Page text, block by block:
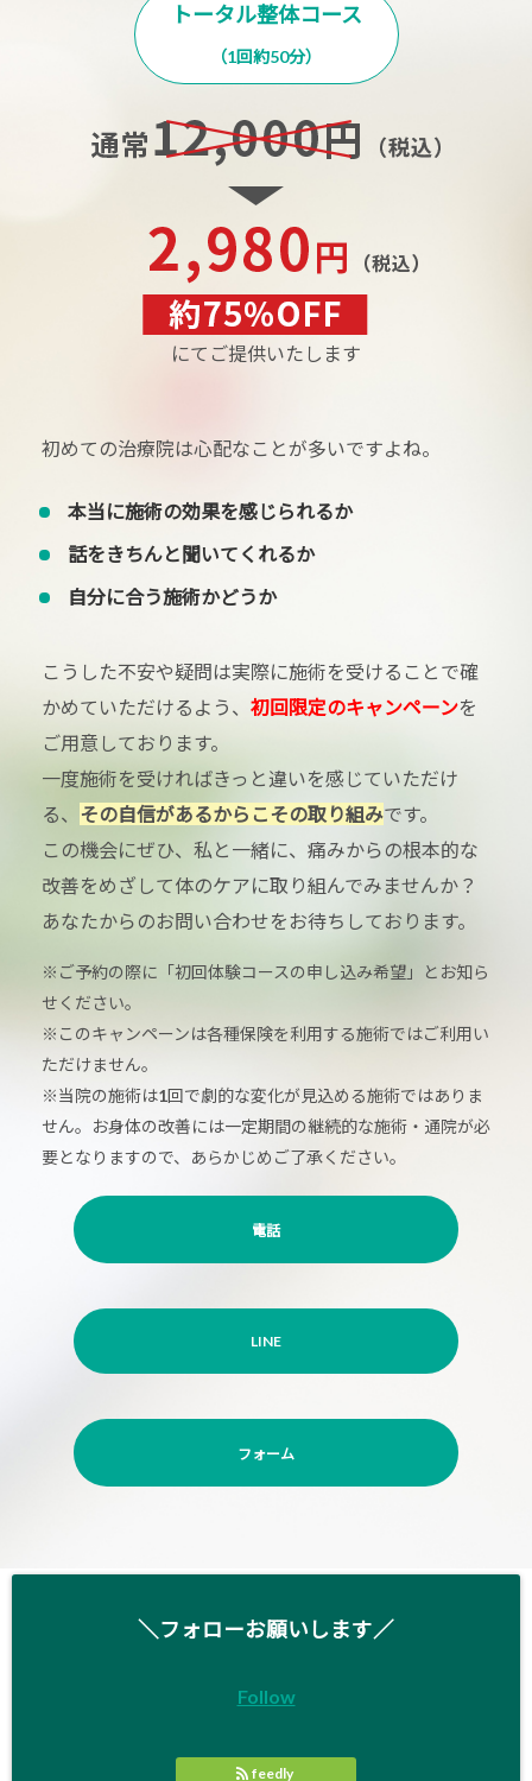
トータル整体コース
（1回約50分）
にてご提供いたします
初めての治療院は心配なことが多いですよね。
本当に施術の効果を感じられるか
話をきちんと聞いてくれるか
自分に合う施術かどうか
こうした不安や疑問は実際に施術を受けることで確
かめていただけるよう、 初回限定のキャンペーンを
ご用意しております。
一度施術を受ければきっと違いを感じていただけ
る、
その自信があるからこその取り組みです。
この機会にぜひ、私と一緒に、痛みからの根本的な
改善をめざして体のケアに取り組んでみませんか？
あなたからのお問い合わせをお待ちしております。
※ご予約の際に「初回体験コースの申し込み希望」とお知ら
せください。
※このキャンペーンは各種保険を利用する施術ではご利用い
ただけません。
※当院の施術は1回で劇的な変化が見込める施術ではありま
せん。お身体の改善には一定期間の継続的な施術・通院が必
要となりますので、あらかじめご了承ください。
電話
LINE
フォーム
＼フォローお願いします／
Follow
feedly